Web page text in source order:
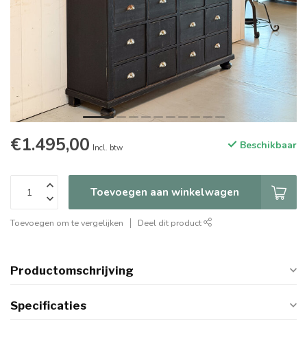
€1.495,00 Incl. btw Beschikbaar
Toevoegen aan winkelwagen
Toevoegen om te vergelijken Deel dit product
Productomschrijving
Specificaties